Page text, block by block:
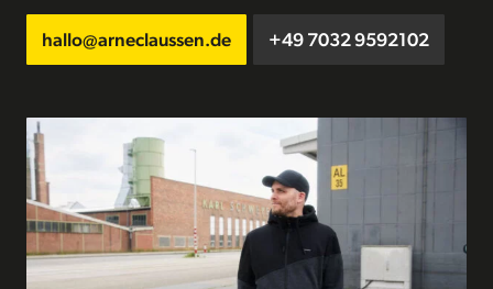
hallo@arneclaussen.de +49 7032 9592102